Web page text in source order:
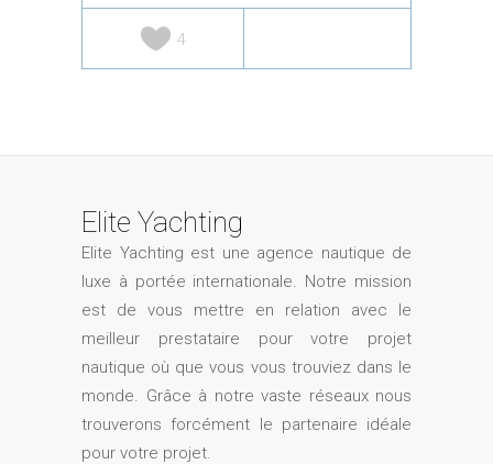
4
Elite Yachting
Elite Yachting est une agence nautique de
luxe à portée internationale. Notre mission
est de vous mettre en relation avec le
meilleur prestataire pour votre projet
nautique où que vous vous trouviez dans le
monde. Grâce à notre vaste réseaux nous
trouverons forcément le partenaire idéale
pour votre projet.